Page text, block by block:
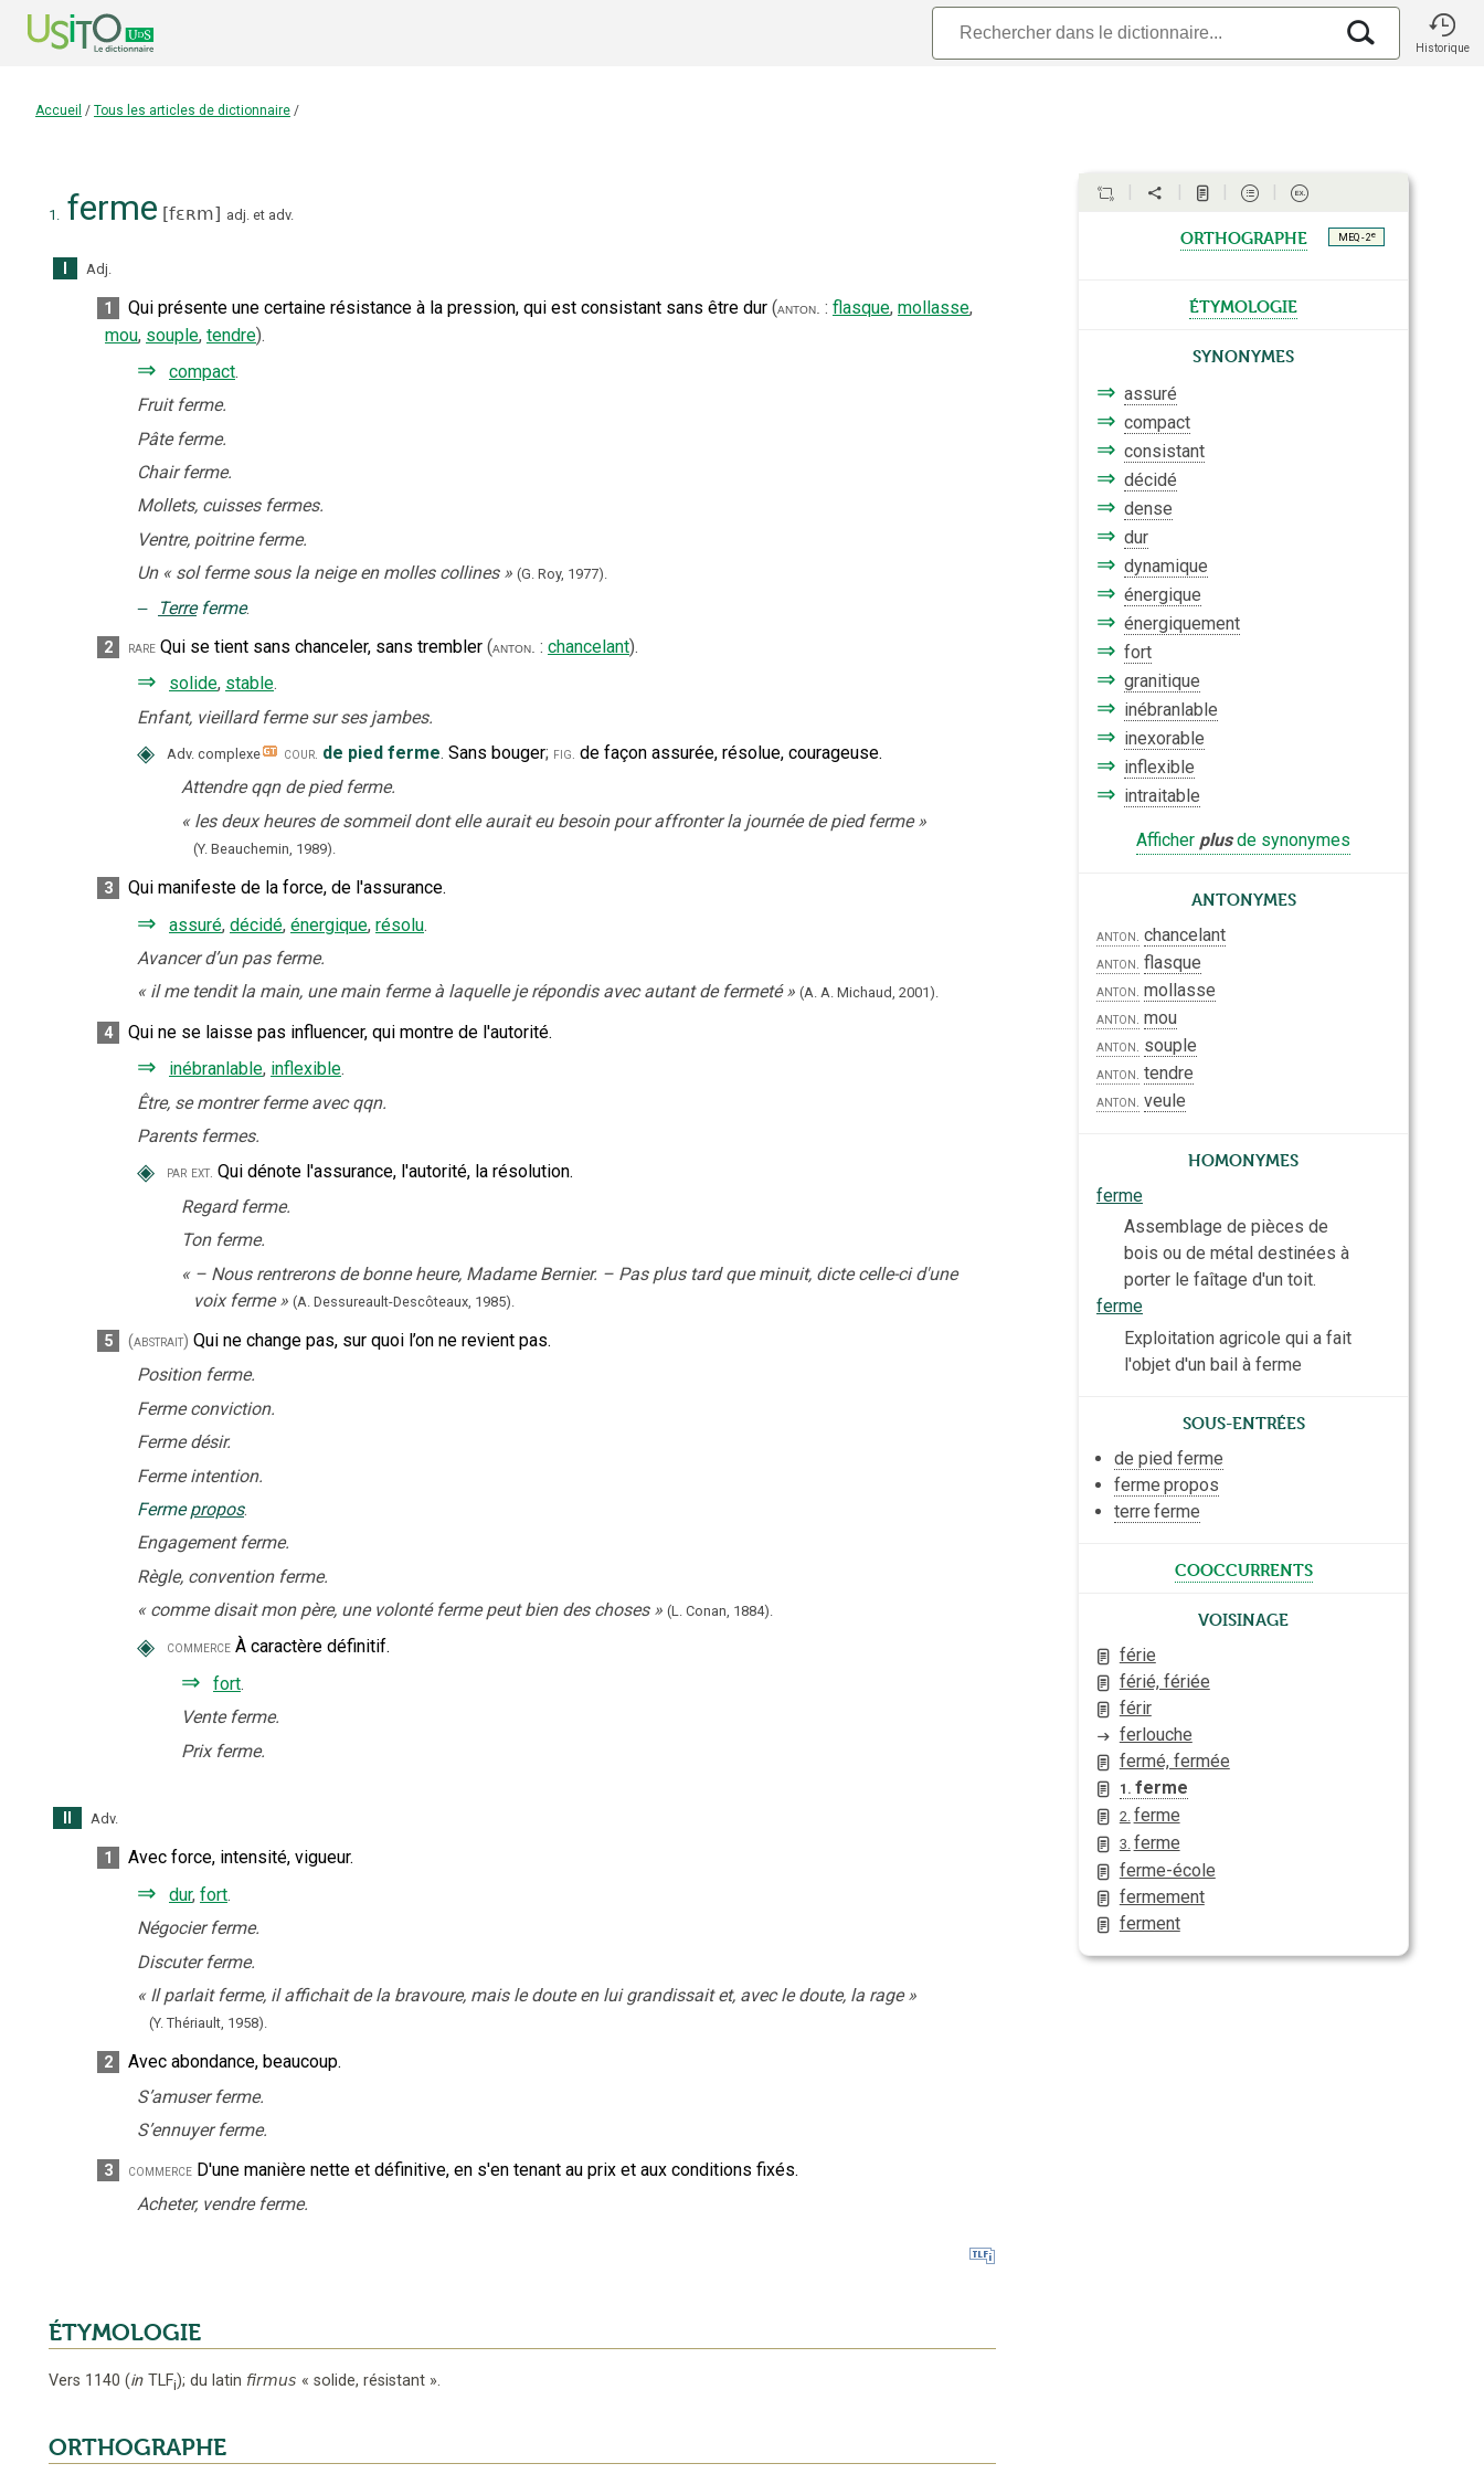
Historique
Accueil / Tous les articles de dictionnaire /
1. ferme [fɛʀm] adj. et adv.
Adj.
1 Qui présente une certaine résistance à la pression, qui est consistant sans être dur (anton. : flasque, mollasse,
mou, souple, tendre).
⇒ compact.
Fruit ferme.
Pâte ferme.
Chair ferme.
Mollets, cuisses fermes.
Ventre, poitrine ferme.
Un « sol ferme sous la neige en molles collines » (G. Roy, 1977).
‒ Terre ferme.
2 rare Qui se tient sans chanceler, sans trembler (anton. : chancelant).
⇒ solide, stable.
Enfant, vieillard ferme sur ses jambes.
◈ Adv. complexe cour. de pied ferme. Sans bouger; fig. de façon assurée, résolue, courageuse.
Attendre qqn de pied ferme.
« les deux heures de sommeil dont elle aurait eu besoin pour affronter la journée de pied ferme »
(Y. Beauchemin, 1989).
3 Qui manifeste de la force, de l'assurance.
⇒ assuré, décidé, énergique, résolu.
Avancer d’un pas ferme.
« il me tendit la main, une main ferme à laquelle je répondis avec autant de fermeté » (A. A. Michaud, 2001).
4 Qui ne se laisse pas influencer, qui montre de l'autorité.
⇒ inébranlable, inflexible.
Être, se montrer ferme avec qqn.
Parents fermes.
◈ par ext. Qui dénote l'assurance, l'autorité, la résolution.
Regard ferme.
Ton ferme.
« – Nous rentrerons de bonne heure, Madame Bernier. – Pas plus tard que minuit, dicte celle-ci d'une
voix ferme » (A. Dessureault-Descôteaux, 1985).
5 (abstrait) Qui ne change pas, sur quoi l’on ne revient pas.
Position ferme.
Ferme conviction.
Ferme désir.
Ferme intention.
Ferme propos.
Engagement ferme.
Règle, convention ferme.
« comme disait mon père, une volonté ferme peut bien des choses » (L. Conan, 1884).
◈ commerce À caractère définitif.
⇒ fort.
Vente ferme.
Prix ferme.
Adv.
1 Avec force, intensité, vigueur.
⇒ dur, fort.
Négocier ferme.
Discuter ferme.
« Il parlait ferme, il affichait de la bravoure, mais le doute en lui grandissait et, avec le doute, la rage »
(Y. Thériault, 1958).
2
Avec abondance, beaucoup.
S’amuser ferme.
S’ennuyer ferme.
3 commerce D'une manière nette et définitive, en s'en tenant au prix et aux conditions fixés.
Acheter, vendre ferme.
ÉTYMOLOGIE
Vers 1140 (in TLFi); du latin firmus « solide, résistant ».
ORTHOGRAPHE
orthographe MEQ - 2e
étymologie
Synonymes
⇒ assuré
⇒ compact
⇒ consistant
⇒ décidé
⇒ dense
⇒ dur
⇒ dynamique
⇒ énergique
⇒ énergiquement
⇒ fort
⇒ granitique
⇒ inébranlable
⇒ inexorable
⇒ inflexible
⇒ intraitable
Afficher plusde synonymes
Antonymes
anton. chancelant
anton. flasque
anton. mollasse
anton. mou
anton. souple
anton. tendre
anton. veule
Homonymes
ferme
Assemblage de pièces de
bois ou de métal destinées à
porter le faîtage d'un toit.
ferme
Exploitation agricole qui a fait
l'objet d'un bail à ferme
Sous-entrées
de pied ferme
ferme propos
terre ferme
cooccurrents
Voisinage
férie
férié, fériée
férir
ferlouche
fermé, fermée
1. ferme
2. ferme
3. ferme
ferme-école
fermement
ferment